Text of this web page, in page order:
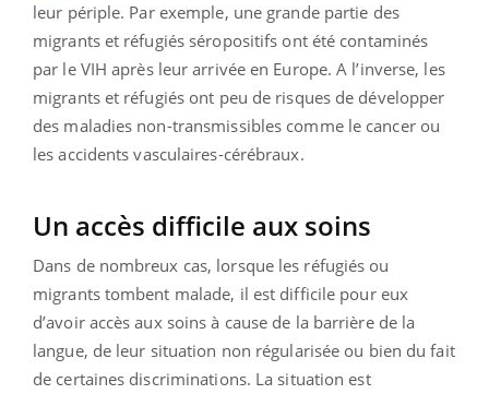
leur périple. Par exemple, une grande partie des
migrants et réfugiés séropositifs ont été contaminés
par le VIH après leur arrivée en Europe. A l’inverse, les
migrants et réfugiés ont peu de risques de développer
des maladies non-transmissibles comme le cancer ou
les accidents vasculaires-cérébraux.
Un accès difficile aux soins
Dans de nombreux cas, lorsque les réfugiés ou
migrants tombent malade, il est difficile pour eux
d’avoir accès aux soins à cause de la barrière de la
langue, de leur situation non régularisée ou bien du fait
de certaines discriminations. La situation est